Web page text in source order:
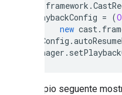
framework .
playbackConfig = (
new cast.
playbackConfig .
playerManager .
L'esempio seguente